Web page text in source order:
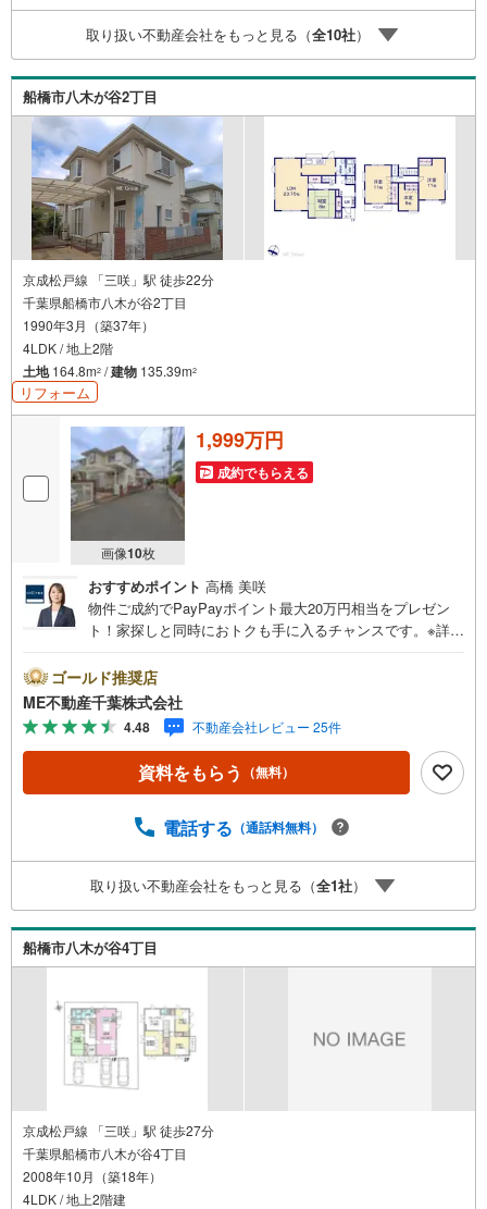
取り扱い不動産会社をもっと見る（全10社）
船橋市八木が谷2丁目
京成松戸線 「三咲」駅 徒歩22分
千葉県船橋市八木が谷2丁目
1990年3月（築37年）
4LDK / 地上2階
土地164.8m2 /建物 135.39m2
リフォーム
画像10枚
1,999万円
成約でもらえる
おすすめポイント 高橋 美咲
物件ご成約でPayPayポイント最大20万円相当をプレゼン
ト！家探しと同時におトクも手に入るチャンスです。※詳し
送迎無料！頭金なし・銀行比較＆相談可！ テレビで紹介さ
れた『やどかリッチ』使えます！豊かに過ごすには『イン
テリア』家具や家電と『エクステリア』カーポートや楽し
める庭、この充実度で変わってきます。これらを一括で購
入でき、その代金を住宅ローンに組み込むことが可能なサ
ービス、それがやどかリッチです。 頭金0円でもOK！（諸
の？疾病ってなに？ローン組めるかな？」わからないこと
ーンの組み方、知らないと損する税金のこと等トータルで
サポート致します！
ゴールド推奨店
ME不動産千葉株式会社
4.48 不動産会社レビュー 25件
資料をもらう （無料）
電話する （通話料無料）
取り扱い不動産会社をもっと見る（全1社）
船橋市八木が谷4丁目
京成松戸線 「三咲」駅 徒歩27分
千葉県船橋市八木が谷4丁目
2008年10月（築18年）
4LDK / 地上2階建